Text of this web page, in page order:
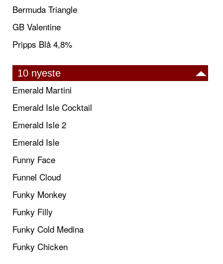
Bermuda Triangle
GB Valentine
Pripps Blå 4,8%
10 nyeste
Emerald Martini
Emerald Isle Cocktail
Emerald Isle 2
Emerald Isle
Funny Face
Funnel Cloud
Funky Monkey
Funky Filly
Funky Cold Medina
Funky Chicken